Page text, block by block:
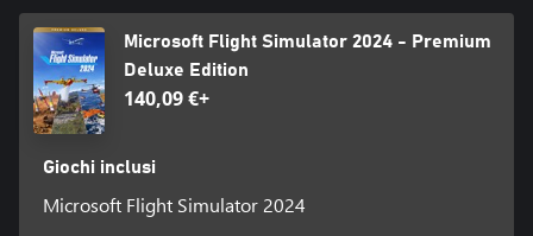
alle navi merci, dai pescherecci ai rimorchiatori e molto altro. Una
variegata rappresentazione della popolazione mondiale, fedele
alle diverse regioni, prende vita negli aeroporti, sui velivoli e gli
abitacoli. Il traffico aereo, rappresentato in modo realistico e
migliorato, popola i cieli e le piste degli aeroporti con centinaia di
modelli di velivoli riprodotti fedelmente e decine di livree (su
licenza ufficiale).
Microsoft Flight Simulator 2024 - Premium
Deluxe Edition
140,09 €+
Giochi inclusi
Microsoft Flight Simulator 2024